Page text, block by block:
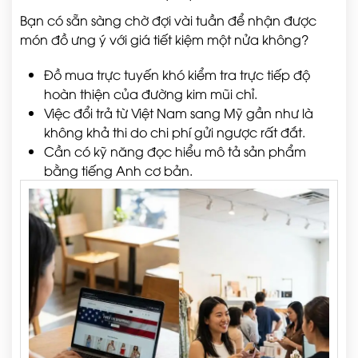
Bạn có sẵn sàng chờ đợi vài tuần để nhận được
món đồ ưng ý với giá tiết kiệm một nửa không?
Đồ mua trực tuyến khó kiểm tra trực tiếp độ
hoàn thiện của đường kim mũi chỉ.
Việc đổi trả từ Việt Nam sang Mỹ gần như là
không khả thi do chi phí gửi ngược rất đắt.
Cần có kỹ năng đọc hiểu mô tả sản phẩm
bằng tiếng Anh cơ bản.